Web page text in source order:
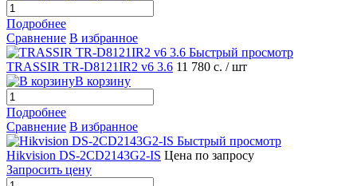
Подробнее
Сравнение В избранное
Быстрый просмотр
TRASSIR TR-D8121IR2 v6 3.6 11 780 с. / шт
В корзину
Подробнее
Сравнение В избранное
Быстрый просмотр
Hikvision DS-2CD2143G2-IS Цена по запросу
Запросить цену